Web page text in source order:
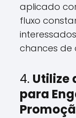
aplicado
fluxo
chances de
4. Utilize
para